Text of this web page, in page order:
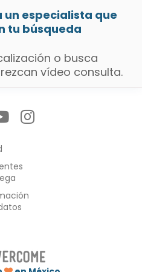
un especialista que
tu búsqueda
o busca
vídeo consulta.